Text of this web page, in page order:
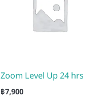
Zoom Level Up 24 hrs
฿7,900